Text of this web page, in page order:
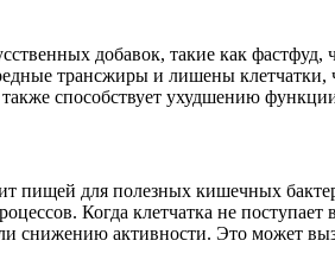
добавок, такие как фастфуд,
трансжиры и лишены клетчатки,
способствует ухудшению
для полезных кишечных
Когда клетчатка не
снижению активности. Это может